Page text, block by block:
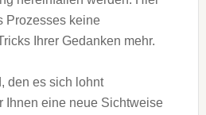
Prozesses keine
Ihrer Gedanken mehr.
den es sich lohnt
Ihnen eine neue Sichtweise